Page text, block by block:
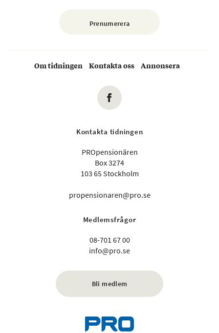
Om tidningen Kontakta oss Annonsera
Kontakta tidningen
PROpensionären
Box 3274
103 65 Stockholm
propensionaren@pro.se
Medlemsfrågor
08-701 67 00
info@pro.se
Bli medlem